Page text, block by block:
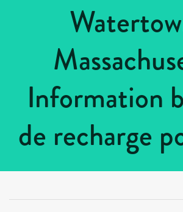
Information
de recharge
États-Unis >